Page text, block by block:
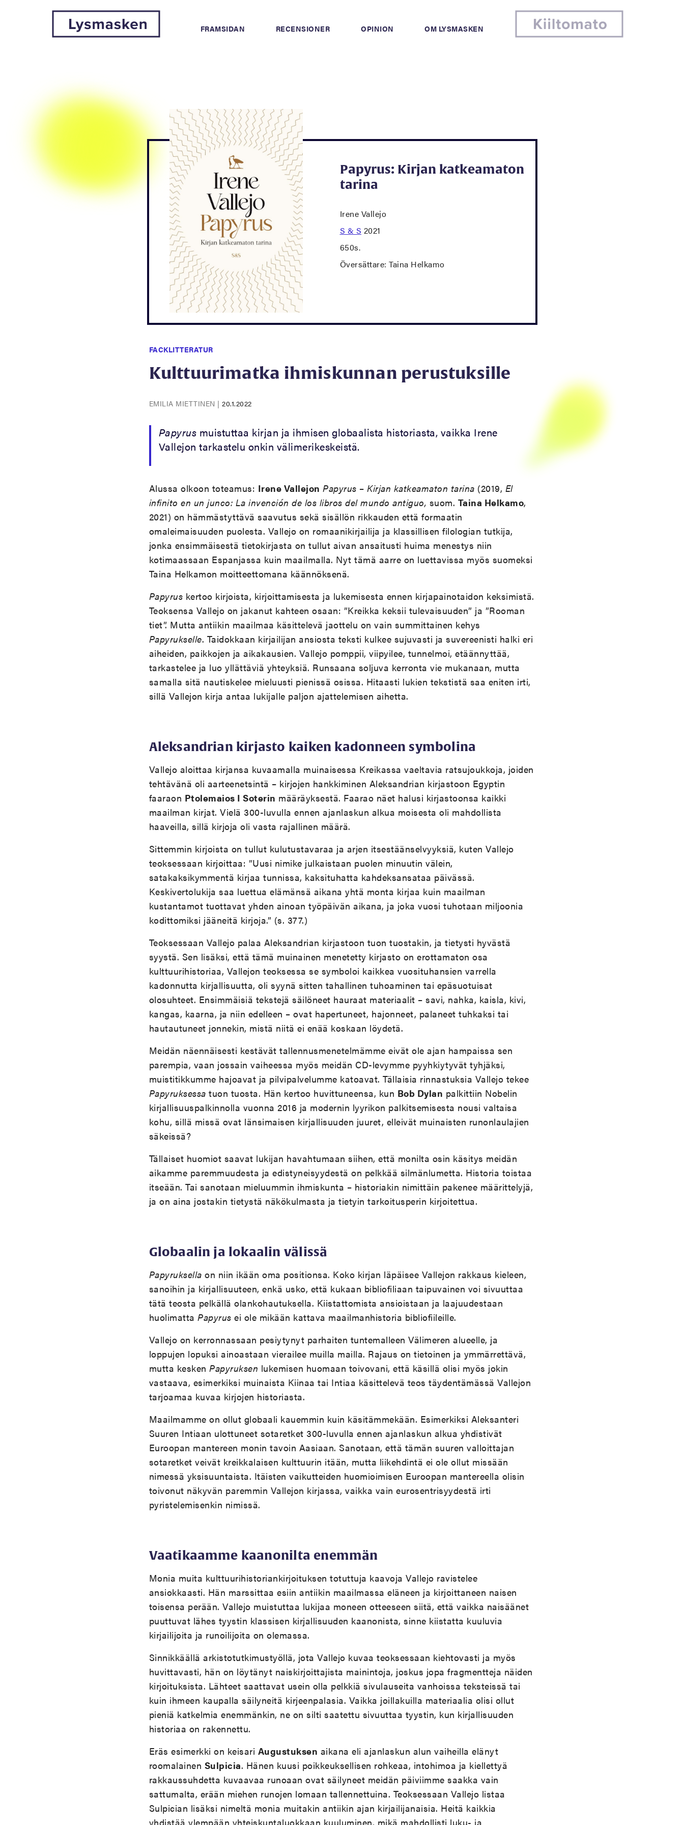
FRAMSIDAN RECENSIONER OPINION OM LYSMASKEN
Papyrus: Kirjan katkeamaton
tarina
Irene Vallejo
S & S 2021
650s.
Översättare: Taina Helkamo
FACKLITTERATUR
Kulttuurimatka ihmiskunnan perustuksille
EMILIA MIETTINEN | 20.1.2022
Papyrus muistuttaa kirjan ja ihmisen globaalista historiasta, vaikka Irene
Vallejon tarkastelu onkin välimerikeskeistä.
Alussa olkoon toteamus: Irene Vallejon Papyrus – Kirjan katkeamaton tarina (2019, El
infinito en un junco: La invención de los libros del mundo antiguo, suom. Taina Helkamo,
2021) on hämmästyttävä saavutus sekä sisällön rikkauden että formaatin
omaleimaisuuden puolesta. Vallejo on romaanikirjailija ja klassillisen filologian tutkija,
jonka ensimmäisestä tietokirjasta on tullut aivan ansaitusti huima menestys niin
kotimaassaan Espanjassa kuin maailmalla. Nyt tämä aarre on luettavissa myös suomeksi
Taina Helkamon moitteettomana käännöksenä.
Papyrus kertoo kirjoista, kirjoittamisesta ja lukemisesta ennen kirjapainotaidon keksimistä.
Teoksensa Vallejo on jakanut kahteen osaan: ”Kreikka keksii tulevaisuuden” ja ”Rooman
tiet”. Mutta antiikin maailmaa käsittelevä jaottelu on vain summittainen kehys
Papyrukselle. Taidokkaan kirjailijan ansiosta teksti kulkee sujuvasti ja suvereenisti halki eri
aiheiden, paikkojen ja aikakausien. Vallejo pomppii, viipyilee, tunnelmoi, etäännyttää,
tarkastelee ja luo yllättäviä yhteyksiä. Runsaana soljuva kerronta vie mukanaan, mutta
samalla sitä nautiskelee mieluusti pienissä osissa. Hitaasti lukien tekstistä saa eniten irti,
sillä Vallejon kirja antaa lukijalle paljon ajattelemisen aihetta.
Aleksandrian kirjasto kaiken kadonneen symbolina
Vallejo aloittaa kirjansa kuvaamalla muinaisessa Kreikassa vaeltavia ratsujoukkoja, joiden
tehtävänä oli aarteenetsintä – kirjojen hankkiminen Aleksandrian kirjastoon Egyptin
faaraon Ptolemaios I Soterin määräyksestä. Faarao näet halusi kirjastoonsa kaikki
maailman kirjat. Vielä 300-luvulla ennen ajanlaskun alkua moisesta oli mahdollista
haaveilla, sillä kirjoja oli vasta rajallinen määrä.
Sittemmin kirjoista on tullut kulutustavaraa ja arjen itsestäänselvyyksiä, kuten Vallejo
teoksessaan kirjoittaa: ”Uusi nimike julkaistaan puolen minuutin välein,
satakaksikymmentä kirjaa tunnissa, kaksituhatta kahdeksansataa päivässä.
Keskivertolukija saa luettua elämänsä aikana yhtä monta kirjaa kuin maailman
kustantamot tuottavat yhden ainoan työpäivän aikana, ja joka vuosi tuhotaan miljoonia
kodittomiksi jääneitä kirjoja.” (s. 377.)
Teoksessaan Vallejo palaa Aleksandrian kirjastoon tuon tuostakin, ja tietysti hyvästä
syystä. Sen lisäksi, että tämä muinainen menetetty kirjasto on erottamaton osa
kulttuurihistoriaa, Vallejon teoksessa se symboloi kaikkea vuosituhansien varrella
kadonnutta kirjallisuutta, oli syynä sitten tahallinen tuhoaminen tai epäsuotuisat
olosuhteet. Ensimmäisiä tekstejä säilöneet hauraat materiaalit – savi, nahka, kaisla, kivi,
kangas, kaarna, ja niin edelleen – ovat hapertuneet, hajonneet, palaneet tuhkaksi tai
hautautuneet jonnekin, mistä niitä ei enää koskaan löydetä.
Meidän näennäisesti kestävät tallennusmenetelmämme eivät ole ajan hampaissa sen
parempia, vaan jossain vaiheessa myös meidän CD-levymme pyyhkiytyvät tyhjäksi,
muistitikkumme hajoavat ja pilvipalvelumme katoavat. Tällaisia rinnastuksia Vallejo tekee
Papyruksessa tuon tuosta. Hän kertoo huvittuneensa, kun Bob Dylan palkittiin Nobelin
kirjallisuuspalkinnolla vuonna 2016 ja modernin lyyrikon palkitsemisesta nousi valtaisa
kohu, sillä missä ovat länsimaisen kirjallisuuden juuret, elleivät muinaisten runonlaulajien
säkeissä?
Tällaiset huomiot saavat lukijan havahtumaan siihen, että monilta osin käsitys meidän
aikamme paremmuudesta ja edistyneisyydestä on pelkkää silmänlumetta. Historia toistaa
itseään. Tai sanotaan mieluummin ihmiskunta – historiakin nimittäin pakenee määrittelyjä,
ja on aina jostakin tietystä näkökulmasta ja tietyin tarkoitusperin kirjoitettua.
Globaalin ja lokaalin välissä
Papyruksella on niin ikään oma positionsa. Koko kirjan läpäisee Vallejon rakkaus kieleen,
sanoihin ja kirjallisuuteen, enkä usko, että kukaan bibliofiliaan taipuvainen voi sivuuttaa
tätä teosta pelkällä olankohautuksella. Kiistattomista ansioistaan ja laajuudestaan
huolimatta Papyrus ei ole mikään kattava maailmanhistoria bibliofiileille.
Vallejo on kerronnassaan pesiytynyt parhaiten tuntemalleen Välimeren alueelle, ja
loppujen lopuksi ainoastaan vierailee muilla mailla. Rajaus on tietoinen ja ymmärrettävä,
mutta kesken Papyruksen lukemisen huomaan toivovani, että käsillä olisi myös jokin
vastaava, esimerkiksi muinaista Kiinaa tai Intiaa käsittelevä teos täydentämässä Vallejon
tarjoamaa kuvaa kirjojen historiasta.
Maailmamme on ollut globaali kauemmin kuin käsitämmekään. Esimerkiksi Aleksanteri
Suuren Intiaan ulottuneet sotaretket 300-luvulla ennen ajanlaskun alkua yhdistivät
Euroopan mantereen monin tavoin Aasiaan. Sanotaan, että tämän suuren valloittajan
sotaretket veivät kreikkalaisen kulttuurin itään, mutta liikehdintä ei ole ollut missään
nimessä yksisuuntaista. Itäisten vaikutteiden huomioimisen Euroopan mantereella olisin
toivonut näkyvän paremmin Vallejon kirjassa, vaikka vain eurosentrisyydestä irti
pyristelemisenkin nimissä.
Vaatikaamme kaanonilta enemmän
Monia muita kulttuurihistoriankirjoituksen totuttuja kaavoja Vallejo ravistelee
ansiokkaasti. Hän marssittaa esiin antiikin maailmassa eläneen ja kirjoittaneen naisen
toisensa perään. Vallejo muistuttaa lukijaa moneen otteeseen siitä, että vaikka naisäänet
puuttuvat lähes tyystin klassisen kirjallisuuden kaanonista, sinne kiistatta kuuluvia
kirjailijoita ja runoilijoita on olemassa.
Sinnikkäällä arkistotutkimustyöllä, jota Vallejo kuvaa teoksessaan kiehtovasti ja myös
huvittavasti, hän on löytänyt naiskirjoittajista mainintoja, joskus jopa fragmentteja näiden
kirjoituksista. Lähteet saattavat usein olla pelkkiä sivulauseita vanhoissa teksteissä tai
kuin ihmeen kaupalla säilyneitä kirjeenpalasia. Vaikka joillakuilla materiaalia olisi ollut
pieniä katkelmia enemmänkin, ne on silti saatettu sivuuttaa tyystin, kun kirjallisuuden
historiaa on rakennettu.
Eräs esimerkki on keisari Augustuksen aikana eli ajanlaskun alun vaiheilla elänyt
roomalainen Sulpicia. Hänen kuusi poikkeuksellisen rohkeaa, intohimoa ja kiellettyä
rakkaussuhdetta kuvaavaa runoaan ovat säilyneet meidän päiviimme saakka vain
sattumalta, erään miehen runojen lomaan tallennettuina. Teoksessaan Vallejo listaa
Sulpician lisäksi nimeltä monia muitakin antiikin ajan kirjailijanaisia. Heitä kaikkia
yhdistää ylempään yhteiskuntaluokkaan kuuluminen, mikä mahdollisti luku- ja